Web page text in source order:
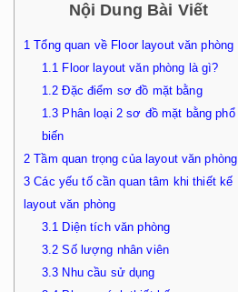
Nội Dung Bài Viết
1 Tổng quan về Floor layout văn phòng
1.1 Floor layout văn phòng là gì?
1.2 Đặc điểm sơ đồ mặt bằng
1.3 Phân loại 2 sơ đồ mặt bằng phổ
biến
2 Tầm quan trọng của layout văn phòng
3 Các yếu tố cần quan tâm khi thiết kế
layout văn phòng
3.1 Diện tích văn phòng
3.2 Số lượng nhân viên
3.3 Nhu cầu sử dụng